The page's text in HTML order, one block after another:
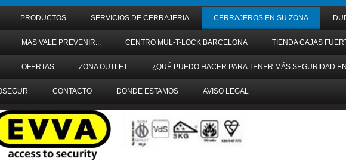
PRODUCTOS SERVICIOS DE CERRAJERIA CERRAJEROS EN SU ZONA
MAS VALE PREVENIR... CENTRO MUL-T-LOCK BARCELONA TIENDA CAJAS
OFERTAS ZONA OUTLET ¿QUÉ PUEDO HACER PARA TENER MÁS SEGURIDAD
CONTACTO DONDE ESTAMOS AVISO LEGAL